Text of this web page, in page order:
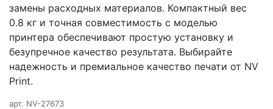
замены расходных материалов. Компактный вес
0.8 кг и точная совместимость с моделью
принтера обеспечивают простую установку и
безупречное качество результата. Выбирайте
надежность и премиальное качество печати от NV
Print.
арт. NV-27673